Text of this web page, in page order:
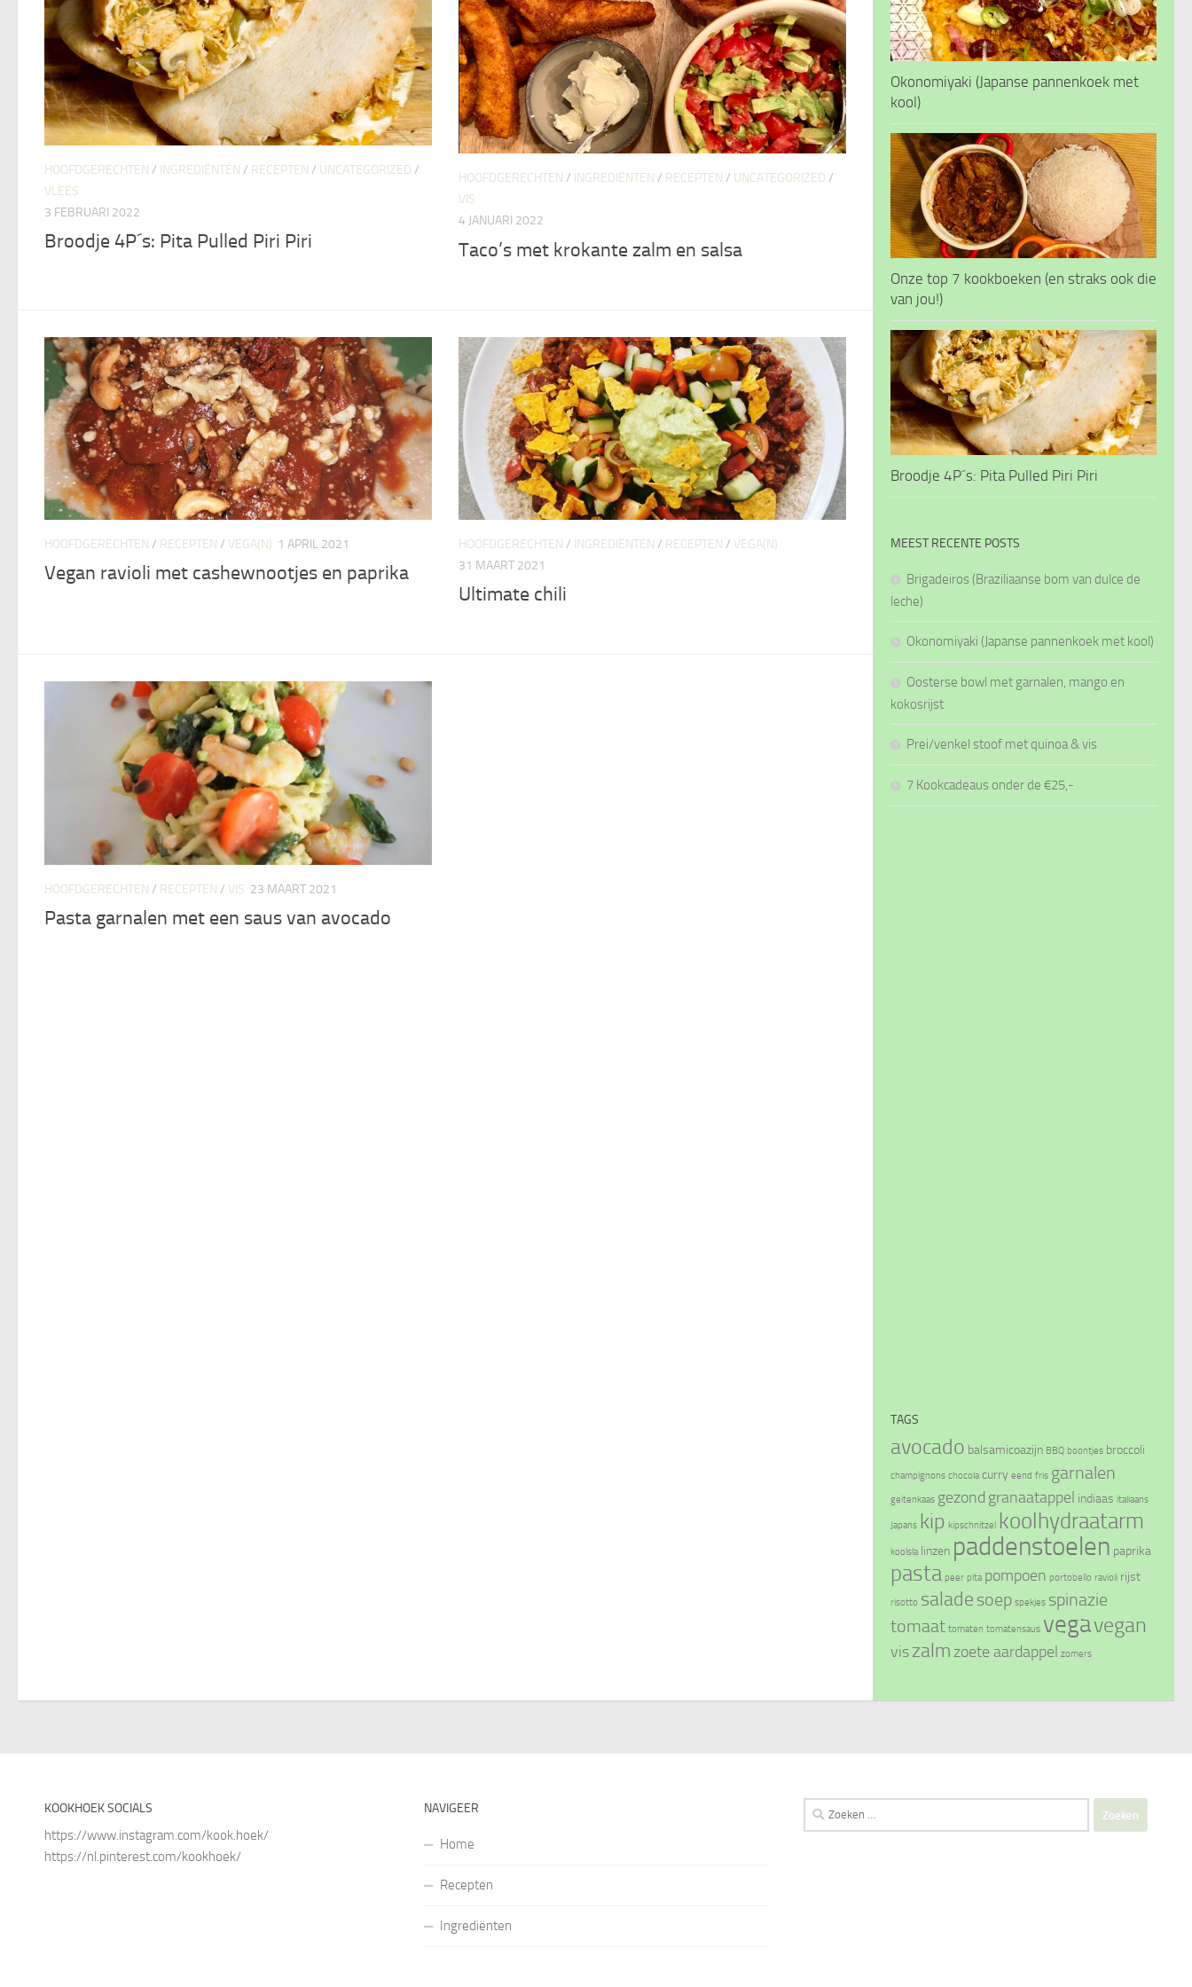
HOOFDGERECHTEN / INGREDIËNTEN / RECEPTEN / UNCATEGORIZED /
VLEES
3 FEBRUARI 2022
Broodje 4P´s: Pita Pulled Piri Piri
HOOFDGERECHTEN / INGREDIËNTEN / RECEPTEN / UNCATEGORIZED /
VIS
4 JANUARI 2022
Taco’s met krokante zalm en salsa
HOOFDGERECHTEN / RECEPTEN / VEGA(N) 1 APRIL 2021
Vegan ravioli met cashewnootjes en paprika
HOOFDGERECHTEN / INGREDIËNTEN / RECEPTEN / VEGA(N)
31 MAART 2021
Ultimate chili
HOOFDGERECHTEN / RECEPTEN / VIS 23 MAART 2021
Pasta garnalen met een saus van avocado
Okonomiyaki (Japanse pannenkoek met
kool)
Onze top 7 kookboeken (en straks ook die
van jou!)
Broodje 4P´s: Pita Pulled Piri Piri
MEEST RECENTE POSTS
Brigadeiros (Braziliaanse bom van dulce de
leche)
Okonomiyaki (Japanse pannenkoek met kool)
Oosterse bowl met garnalen, mango en
kokosrijst
Prei/venkel stoof met quinoa & vis
7 Kookcadeaus onder de €25,-
TAGS
avocado balsamicoazijn BBQ boontjes broccoli
champignons chocola curry eend fris garnalen
geitenkaas gezond granaatappel indiaas italiaans
Japans kip kipschnitzel koolhydraatarm
koolsla linzen paddenstoelen paprika
pasta peer pita pompoen portobello ravioli rijst
risotto salade soep spekjes spinazie
tomaat tomaten tomatensaus vegavegan
vis zalm zoete aardappel zomers
KOOKHOEK SOCIALS
https://www.instagram.com/kook.hoek/
https://nl.pinterest.com/kookhoek/
NAVIGEER
Home
Recepten
Ingrediënten
Zoeken
naar: